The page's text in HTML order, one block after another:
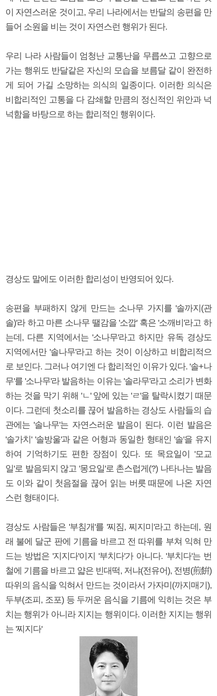
이 자연스러운 것이고, 우리 나라에서는 반달의 송편을 만
들어 소원을 비는 것이 자연스런 행위가 된다.
우리 나라 사람들이 엄청난 교통난을 무릅쓰고 고향으로
가는 행위도 반달같은 자신의 모습을 보름달 같이 완전하
게 되어 가길 소망하는 의식의 일종이다. 이러한 의식은
비합리적인 고통을 다 감쇄할 만큼의 정신적인 위안과 넉
넉함을 바탕으로 하는 합리적인 행위이다.
경상도 말에도 이러한 합리성이 반영되어 있다.
송편을 부패하지 않게 만드는 소나무 가지를 '솔까지(관
솔)'라 하고 마른 소나무 땔감을 '소깝' 혹은 '소깨비'라고 하
는데, 다른 지역에서는 '소나무'라고 하지만 유독 경상도
지역에서만 '솔나무'라고 하는 것이 이상하고 비합리적으
로 보인다. 그러나 여기엔 다 합리적인 이유가 있다. '솔+나
무'를 '소나무'라 발음하는 이유는 '솔라무'라고 소리가 변화
하는 것을 막기 위해 'ㄴ' 앞에 있는 'ㄹ'을 탈락시켰기 때문
이다. 그런데 첫소리를 끊어 발음하는 경상도 사람들의 습
관에는 '솔나무'는 자연스러운 발음이 된다. 이런 발음은
'솔가치' '솔방울'과 같은 어형과 동일한 형태인 '솔'을 유지
하여 기억하기도 편한 장점이 있다. 또 목요일이 '모교
일'로 발음되지 않고 '몽요일'로 촌스럽게(?) 나타나는 발음
도 이와 같이 첫음절을 끊어 읽는 버릇 때문에 나온 자연
스런 형태이다.
경상도 사람들은 '부침개'를 '찌짐, 찌지미'라고 하는데, 원
래 불에 달군 판에 기름을 바르고 전 따위를 부쳐 익혀 만
드는 방법은 '지지다'이지 '부치다'가 아니다. '부치다'는 번
철에 기름을 바르고 얇은 빈대떡, 저냐(전유어), 전병(煎餠)
따위의 음식을 익혀서 만드는 것이라서 가자미(까지매기),
두부(조피, 조포) 등 두꺼운 음식을 기름에 익히는 것은 부
치는 행위가 아니라 지지는 행위이다. 이러한 지지는 행위
는 '찌지다'